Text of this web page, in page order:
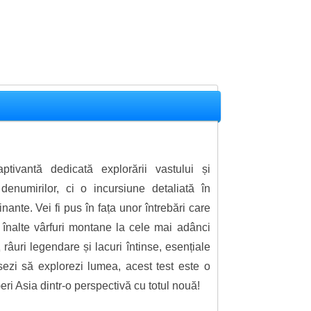
dedicată explorării vastului și
ci o incursiune detaliată în
Vei fi pus în fața unor întrebări care
vârfuri montane la cele mai adânci
legendare și lacuri întinse, esențiale
să explorezi lumea, acest test este o
Asia dintr-o perspectivă cu totul nouă!